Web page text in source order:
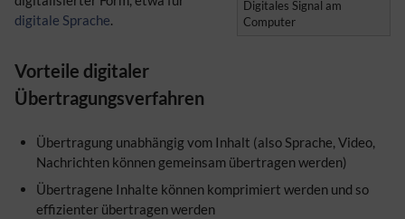
Digitales Signal am
Computer
digitale Sprache.
Vorteile digitaler
Übertragungsverfahren
Übertragung unabhängig vom Inhalt (also Sprache, Video,
Nachrichten können gemeinsam übertragen werden)
Übertragene Inhalte können komprimiert werden und so
effizienter übertragen werden